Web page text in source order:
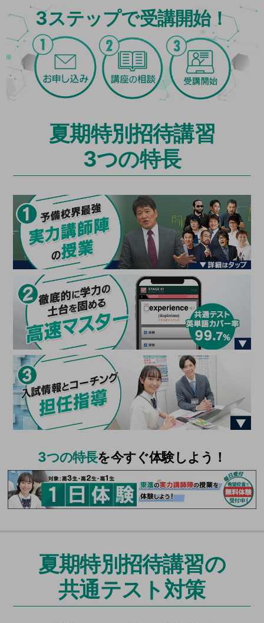
3ステップで受講開始！
夏期特別招待講習
3つの特長
3つの特長を今すぐ体験しよう！
夏期特別招待講習の
共通テスト対策